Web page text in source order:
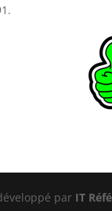
par IT